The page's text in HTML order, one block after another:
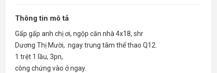
Thông tin mô tả
Gấp gấp anh chị ơi, ngộp căn nhà 4x18, shr
Dương Thị Mười, ngay trung tâm thể thao Q12.
1 trệt 1 lầu, 3pn,
công chứng vào ở ngay.